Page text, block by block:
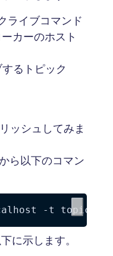
ライブコマンド
カーのホスト
るトピック
ッシュしてみま
ら以下のコマン
-t topic
に示します。